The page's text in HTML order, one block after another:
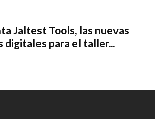
Jaltest Tools, las nuevas
digitales para el taller...